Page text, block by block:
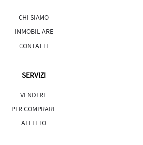
CHI SIAMO
IMMOBILIARE
CONTATTI
SERVIZI
VENDERE
PER COMPRARE
AFFITTO